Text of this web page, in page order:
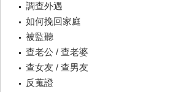
調查外遇
如何挽回家庭
被監聽
查老公 / 查老婆
查女友 / 查男友
反蒐證